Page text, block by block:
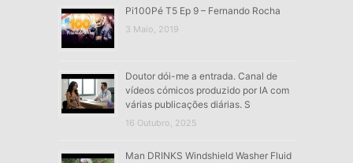
Pi100Pé T5 Ep 9 – Fernando Rocha
3 Maio, 2019
Doutor dói-me a entrada. Canal de
vídeos cómicos produzido por IA com
várias publicações diárias. S
16 Outubro, 2025
Man DRINKS Windshield Washer Fluid